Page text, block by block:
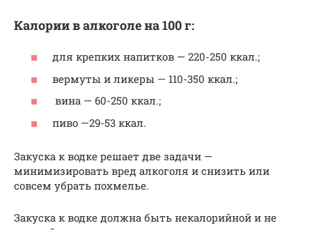
Калории в алкоголе на 100 г:
для крепких напитков — 220-250 ккал.;
вермуты и ликеры — 110-350 ккал.;
вина — 60-250 ккал.;
пиво —29-53 ккал.
Закуска к водке решает две задачи —
минимизировать вред алкоголя и снизить или
совсем убрать похмелье.
Закуска к водке должна быть некалорийной и не